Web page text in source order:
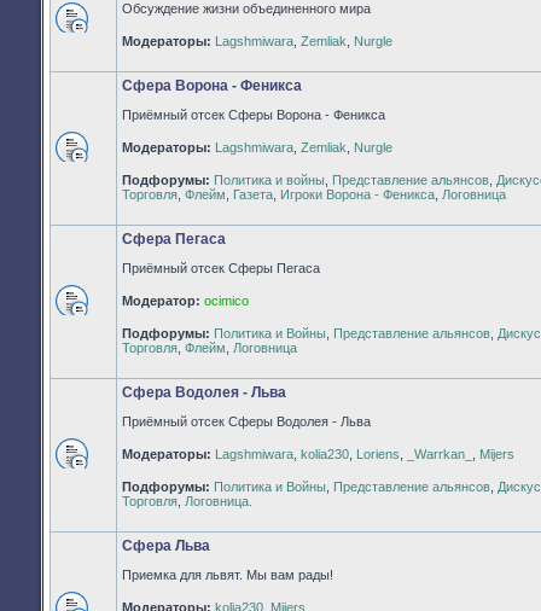
Нет
непрочитанных
Обсуждение жизни объединенного мира
Модераторы: Lagshmiwara Zemliak Nurgle
непрочитанных
сообщений
Сфера Ворона - Феникса
Приёмный отсек Сферы Ворона - Феникса
Модераторы: Lagshmiwara Zemliak Nurgle
Подфорумы: Политика и войны Представление альянсов
Торговля Флейм Газета Игроки Ворона - Феникса Логовница
непрочитанных
сообщений
Сфера Пегаса
Приёмный отсек Сферы Пегаса
Модератор: ocimico
Подфорумы: Политика и Войны Представление альянсов
Торговля Флейм Логовница
непрочитанных
сообщений
Сфера Водолея - Льва
Приёмный отсек Сферы Водолея - Льва
Модераторы: Lagshmiwara kolia230 Loriens _Warrkan_ Mijers
Подфорумы: Политика и Войны Представление альянсов
Торговля Логовница.
Сфера Льва
Приемка для львят. Мы вам рады!
Модераторы: kolia230 Mijers